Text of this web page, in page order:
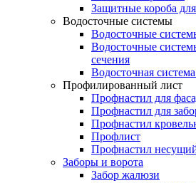
Защитные короба
Водосточные системы
Водосточные
Водосточные
сечения
Водосточная
Профилированный лист
Профнастил для
Профнастил для
Профнастил
Профлист
Профнастил
Заборы и ворота
Забор жалюзи